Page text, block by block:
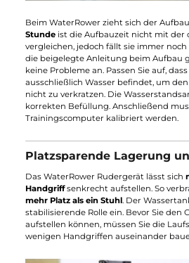
Beim WaterRower zieht sich der
Stundeist die Aufbauzeit nicht mit
vergleichen, jedoch fällt sie immer
die beigelegte Anleitung beim
keine Probleme an. Passen Sie